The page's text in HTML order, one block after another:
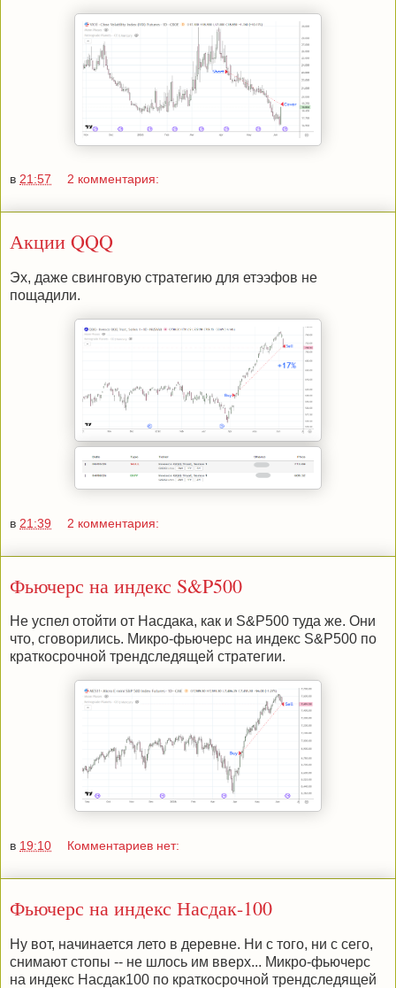
в 21:57 2 комментария:
Акции QQQ
Эх, даже свинговую стратегию для етээфов не
пощадили.
в 21:39 2 комментария:
Фьючерс на индекс S&P500
Не успел отойти от Насдака, как и S&P500 туда же. Они
что, сговорились. Микро-фьючерс на индекс S&P500 по
краткосрочной трендследящей стратегии.
в 19:10 Комментариев нет:
Фьючерс на индекс Насдак-100
Ну вот, начинается лето в деревне. Ни с того, ни с сего,
снимают стопы -- не шлось им вверх... Микро-фьючерс
на индекс Насдак100 по краткосрочной трендследящей